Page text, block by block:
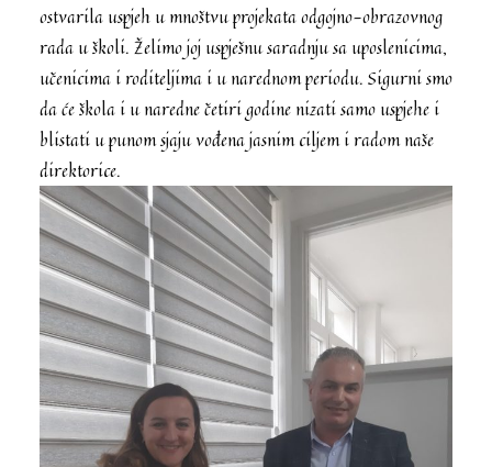
ostvarila uspjeh u mnoštvu projekata odgojno-obrazovnog
rada u školi. Želimo joj uspješnu saradnju sa uposlenicima,
učenicima i roditeljima i u narednom periodu. Sigurni smo
da će škola i u naredne četiri godine nizati samo uspjehe i
blistati u punom sjaju vođena jasnim ciljem i radom naše
direktorice.